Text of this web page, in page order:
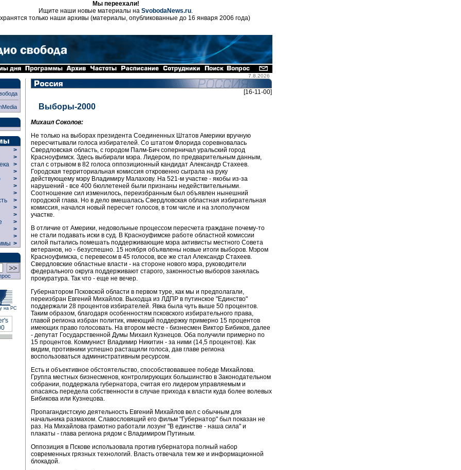
Мы переехали!
Ищите наши новые материалы на SvobodaNews.ru.
только наши архивы (материалы, опубликованные до 16 января 2006 года)
7.8.2026
>
>
>
>
>
>
>
>
>
>
>
>
>
>
на РС
[16-11-00]
Выборы-2000
Михаил Соколов:
Не только на выборах президента Соединенных Штатов Америки вручную
пересчитывали голоса избирателей. Со штатом Флорида соревновалась
Свердловская область, с городом Палм-Бич соперничал уральский город
Красноуфимск. Здесь выбирали мэра. Лидером, по предварительным данным,
стал с отрывом в 82 голоса оппозиционный кандидат Александр Стахеев.
Городская территориальная комиссия откровенно сыграла на руку
действующему мэру Владимиру Малахову. На 521-м участке - якобы из-за
нарушений - все 400 бюллетеней были признаны недействительными.
Соотношение сил изменилось, переизбранным был объявлен нынешний
городской глава. Но в дело вмешалась Свердловская областная избирательная
комиссия, начался новый пересчет голосов, в том числе и на злополучном
участке.
В отличие от Америки, недовольные процессом пересчета граждане почему-то
не стали подавать иски в суд. В Красноуфимске работе областной комиссии
силой пытались помешать поддерживающие мэра активисты местного Совета
ветеранов, но - безуспешно. 15 ноября объявлены новые итоги выборов. Мэром
Красноуфимска, с перевесом в 45 голосов, все же стал Александр Стахеев.
Свердловские областные власти - на стороне нового мэра, руководители
федерального округа поддерживают старого, законностью выборов занялась
прокуратура. Так что - еще не вечер.
Губернатором Псковской области в первом туре, как мы и предполагали,
переизбран Евгений Михайлов. Выходца из ЛДПР в путинское "Единство"
поддержали 28 процентов избирателей. Явка была чуть выше 50 процентов.
Таким образом, благодаря особенностям псковского избирательного права,
главой региона избран политик, имеющий поддержку примерно 15 процентов
имеющих право голосовать. На втором месте - бизнесмен Виктор Бибиков, далее
- депутат Государственной Думы Михаил Кузнецов. Оба получили примерно по
15 процентов. Коммунист Владимир Никитин - за ними (14,5 процентов). Как
видим, противники успешно растащили голоса, дав главе региона
воспользоваться административным ресурсом.
Есть и объективное обстоятельство, способствовавшее победе Михайлова.
Группа местных бизнесменов, контролирующих большинство в Законодательном
собрании, поддержала губернатора, считая его лидером управляемым и
опасаясь передела собственности в случае прихода к власти куда более волевых
Бибикова или Кузнецова.
Пропагандистскую деятельность Евгений Михайлов вел с обычным для
начальника размахом. Славословящий его фильм "Губернатор" был показан не
раз. На Михайлова грамотно работали лозунг "В единстве - наша сила" и
плакаты - глава региона рядом с Владимиром Путиным.
Оппозиция в Пскове использовала против губернатора полный набор
современных грязных технологий. Власть отвечала тем же и информационной
блокадой.